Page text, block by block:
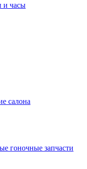
и часы
салона
гоночные запчасти